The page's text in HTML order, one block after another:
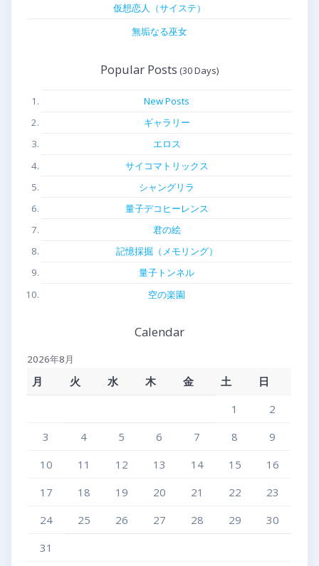
仮想恋人（サイステ）
無垢なる巫女
Popular Posts
New Posts
ギャラリー
エロス
サイコマトリックス
シャングリラ
量子デコヒーレンス
君の絵
記憶採掘（メモリング）
量子トンネル
空の楽園
Calendar
2026年8月
月 火 水 木 金 土
日
1
2
3
4 5 6 7 8
9
10
11 12 13 14 15
16
17
18 19 20 21 22
23
24
25 26 27 28 29
30
31